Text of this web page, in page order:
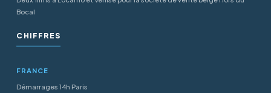
Bocal
CHIFFRES
FRANCE
Démarrages 14h Paris